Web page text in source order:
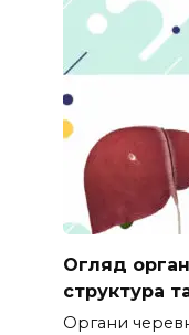
Огляд
структура
Органи